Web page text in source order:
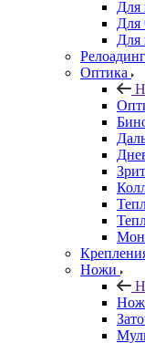
Для
Для
Релоадинг
Оптика
Ножи